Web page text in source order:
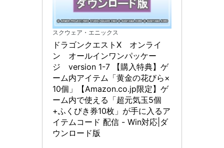
スクウェア・エニックス
ドラゴンクエストX　オンライ
ン　オールインワンパッケー
ジ　version 1-7 【購入特典】ゲ
ーム内アイテム「黄金の花びら×
10個」【Amazon.co.jp限定】ゲ
ーム内で使える「超元気玉5個
+ふくびき券10枚」が手に入るア
イテムコード 配信 - Win対応|ダ
ウンロード版